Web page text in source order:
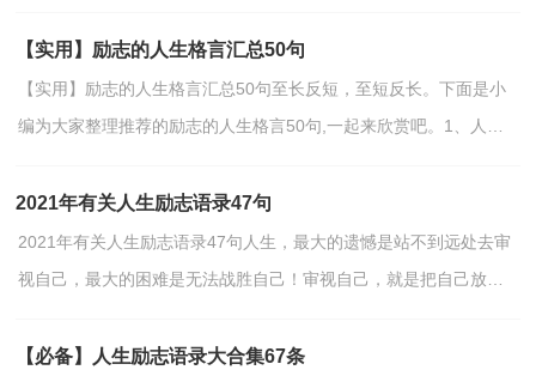
【实用】励志的人生格言汇总50句
【实用】励志的人生格言汇总50句至长反短，至短反长。下面是小
编为大家整理推荐的励志的人生格言50句,一起来欣赏吧。1、人生
2021年有关人生励志语录47句
2021年有关人生励志语录47句人生，最大的遗憾是站不到远处去审
视自己，最大的困难是无法战胜自己！审视自己，就是把自己放在
生...
【必备】人生励志语录大合集67条